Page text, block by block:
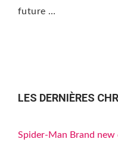
future …
LES DERNIÈRES
Spider-Man Brand new